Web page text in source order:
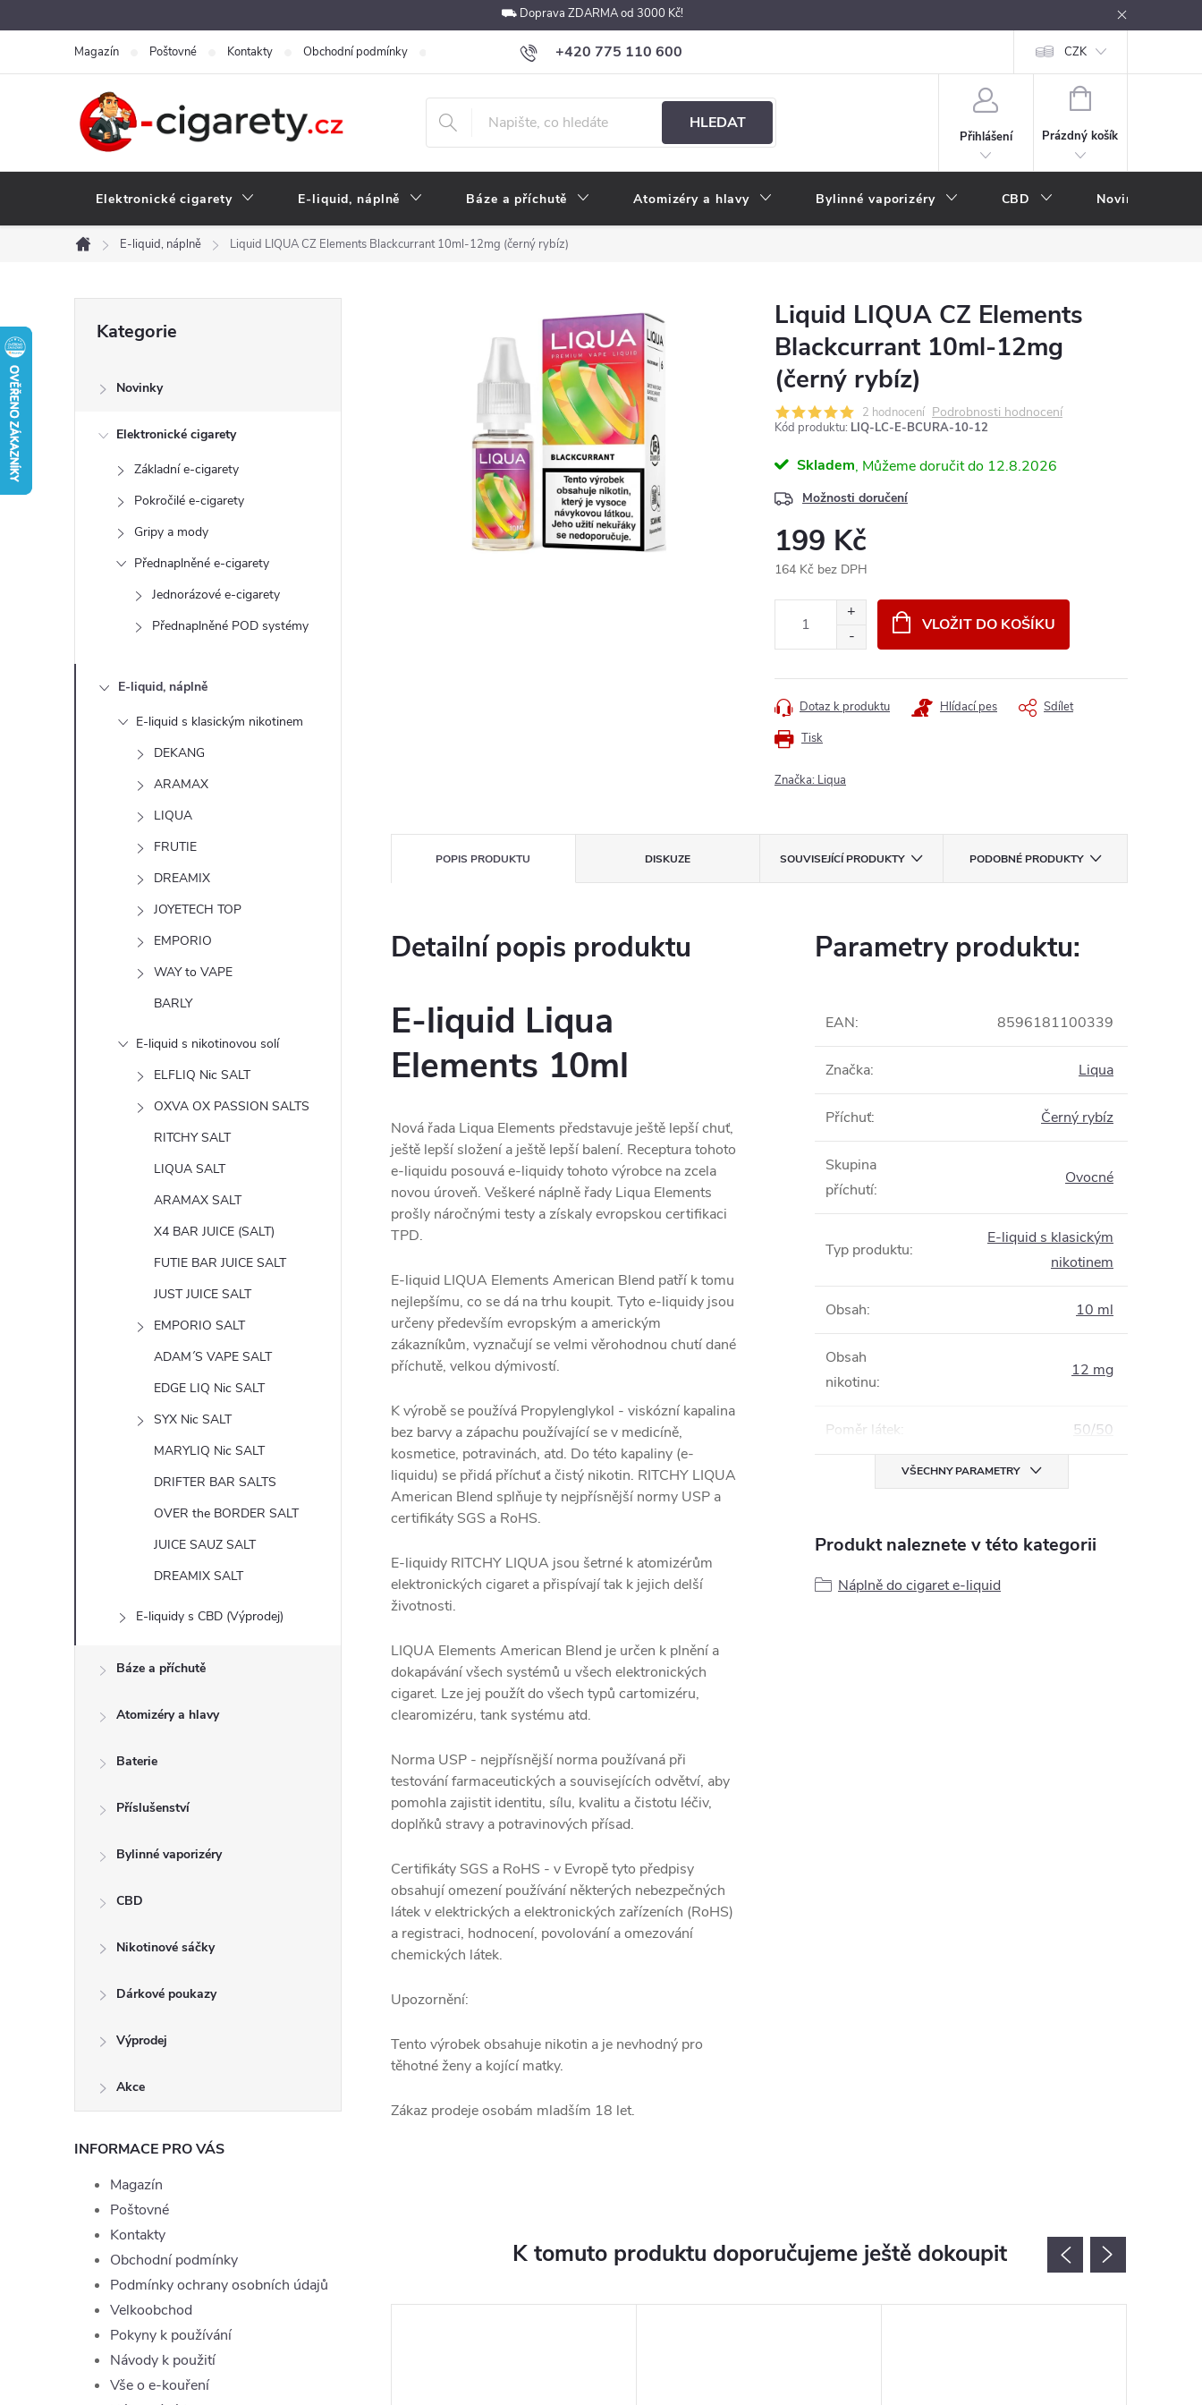
na
⛟ Doprava ZDARMA od 3000 Kč!
+420 775 110 600
obchod@e-cigarety.cz
Magazín Poštovné Kontakty Obchodní podmínky Podmínky ochrany osobních údajů Velkoobchod Vše o e-kouření Nákupní rádce
CZK
HLEDAT
Přihlášení
NÁKUPNÍ
Prázdný košík
Elektronické cigarety E-liquid, náplně Báze a příchutě Atomizéry a hlavy Bylinné vaporizéry CBD Novinky
Domů
E-liquid, náplně Liquid LIQUA CZ Elements Blackcurrant 10ml-12mg (černý rybíz)
í
kategorie
Kategorie
Novinky
Elektronické cigarety
Základní e-cigarety
Pokročilé e-cigarety
Gripy a mody
Přednaplněné e-cigarety
Jednorázové e-cigarety
Přednaplněné POD systémy
E-liquid, náplně
E-liquid s klasickým nikotinem
DEKANG
ARAMAX
LIQUA
FRUTIE
DREAMIX
JOYETECH TOP
EMPORIO
WAY to VAPE
BARLY
E-liquid s nikotinovou solí
ELFLIQ Nic SALT
OXVA OX PASSION SALTS
RITCHY SALT
LIQUA SALT
ARAMAX SALT
X4 BAR JUICE (SALT)
FUTIE BAR JUICE SALT
JUST JUICE SALT
EMPORIO SALT
ADAM´S VAPE SALT
EDGE LIQ Nic SALT
SYX Nic SALT
MARYLIQ Nic SALT
DRIFTER BAR SALTS
OVER the BORDER SALT
JUICE SAUZ SALT
DREAMIX SALT
E-liquidy s CBD (Výprodej)
Báze a příchutě
Atomizéry a hlavy
Baterie
Příslušenství
Bylinné vaporizéry
CBD
Nikotinové sáčky
Dárkové poukazy
Výprodej
Akce
INFORMACE PRO VÁS
Magazín
Poštovné
Kontakty
Obchodní podmínky
Podmínky ochrany osobních údajů
Velkoobchod
Pokyny k používání
Návody k použití
Vše o e-kouření
Liquid LIQUA CZ Elements
Blackcurrant 10ml-12mg
(černý rybíz)
2 hodnocení Podrobnosti hodnocení
Kód produktu: LIQ-LC-E-BCURA-10-12
Skladem 12.8.2026
Možnosti doručení
199 Kč
164 Kč bez DPH
VLOŽIT DO KOŠÍKU
Tisk
Dotaz k produktu Hlídací pes Sdílet
Značka: Liqua
POPIS PRODUKTU DISKUZE SOUVISEJÍCÍ PRODUKTY PODOBNÉ PRODUKTY
Detailní popis produktu
E-liquid Liqua
Elements 10ml
Nová řada Liqua Elements představuje ještě lepší chuť,
ještě lepší složení a ještě lepší balení. Receptura tohoto
e-liquidu posouvá e-liquidy tohoto výrobce na zcela
novou úroveň. Veškeré náplně řady Liqua Elements
prošly náročnými testy a získaly evropskou certifikaci
TPD.
E-liquid LIQUA Elements American Blend patří k tomu
nejlepšímu, co se dá na trhu koupit. Tyto e-liquidy jsou
určeny především evropským a americkým
zákazníkům, vyznačují se velmi věrohodnou chutí dané
příchutě, velkou dýmivostí.
K výrobě se používá Propylenglykol - viskózní kapalina
bez barvy a zápachu používající se v medicíně,
kosmetice, potravinách, atd. Do této kapaliny (e-
liquidu) se přidá příchuť a čistý nikotin. RITCHY LIQUA
American Blend splňuje ty nejpřísnější normy USP a
certifikáty SGS a RoHS.
E-liquidy RITCHY LIQUA jsou šetrné k atomizérům
elektronických cigaret a přispívají tak k jejich delší
životnosti.
LIQUA Elements American Blend je určen k plnění a
dokapávání všech systémů u všech elektronických
cigaret. Lze jej použít do všech typů cartomizéru,
clearomizéru, tank systému atd.
Norma USP - nejpřísnější norma používaná při
testování farmaceutických a souvisejících odvětví, aby
pomohla zajistit identitu, sílu, kvalitu a čistotu léčiv,
doplňků stravy a potravinových přísad.
Certifikáty SGS a RoHS - v Evropě tyto předpisy
obsahují omezení používání některých nebezpečných
látek v elektrických a elektronických zařízeních (RoHS)
a registraci, hodnocení, povolování a omezování
chemických látek.
Upozornění:
Tento výrobek obsahuje nikotin a je nevhodný pro
těhotné ženy a kojící matky.
Zákaz prodeje osobám mladším 18 let.
Parametry produktu:
EAN: 8596181100339
Značka: Liqua
Příchuť: Černý rybíz
Skupina
příchutí:
Ovocné
Typ produktu:
E-liquid s klasickým
nikotinem
Obsah: 10 ml
Obsah
nikotinu:
12 mg
Poměr látek: 50/50
VŠECHNY PARAMETRY
Produkt naleznete v této kategorii
Náplně do cigaret e-liquid
K tomuto produktu doporučujeme ještě dokoupit
249 Kč
–12 %